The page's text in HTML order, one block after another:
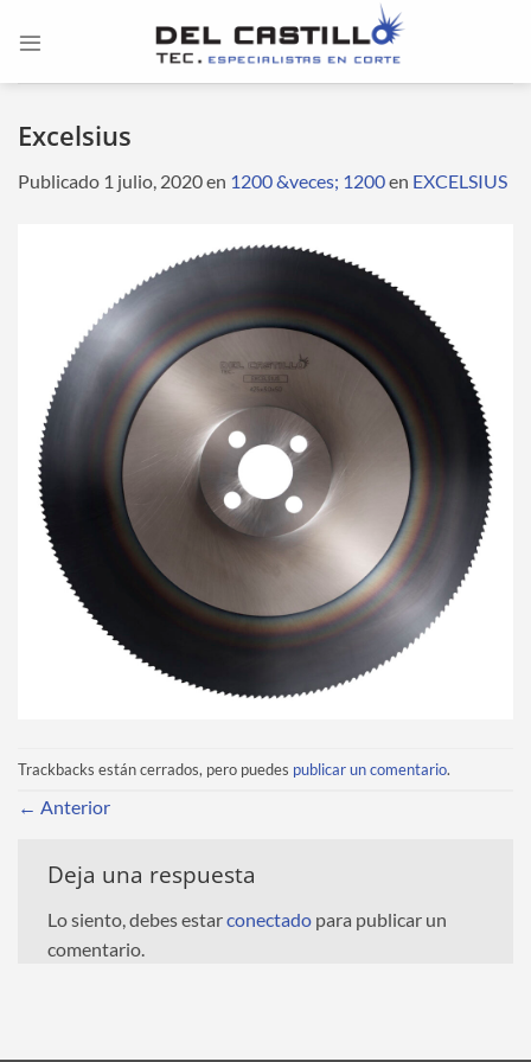
Excelsius
Publicado 1 julio, 2020en 1200 &veces; 1200en EXCELSIUS
Trackbacks están cerrados, pero puedes publicar un comentario.
← Anterior
Deja una respuesta
Lo siento, debes estarconectado para publicar un
comentario.